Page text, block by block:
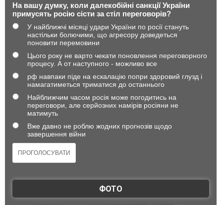
На вашу думку, коли далекобійні санкції України
примусять росію сісти за стіл переговорів?
У найближчі місяці удари України по росії стануть
настільки болючими, що агресору доведеться
поновити перемовини
Цього року не варто чекати поновлення переговорного
процесу. А от наступного - можливо все
рф навпаки піде на ескалацію попри здоровий глузд і
намагатиметься триматися до останнього
Найближчим часом росія може погодитись на
переговори, але серйозних намірів росіяни не
матимуть
Вже давно не роблю жодних прогнозів щодо
завершення війни
ФОТО